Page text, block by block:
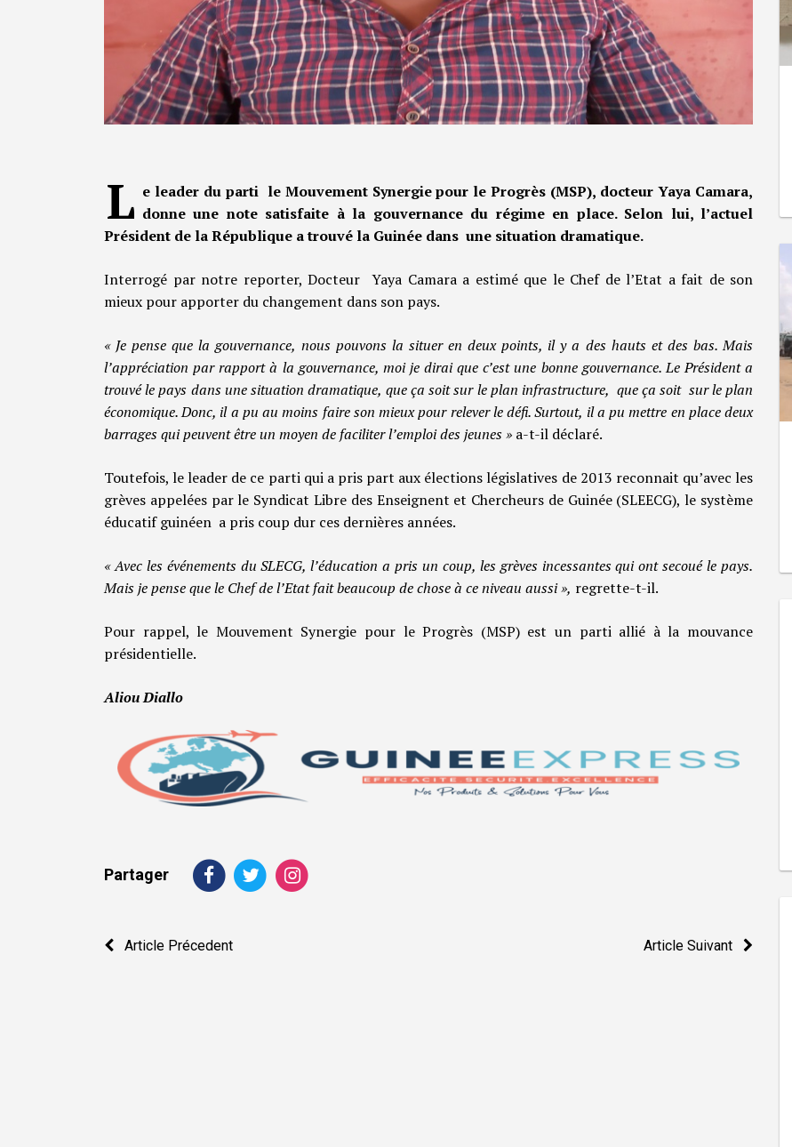
L e leader du parti le Mouvement Synergie pour le Progrès (MSP), docteur Yaya Camara,
donne une note satisfaite à la gouvernance du régime en place. Selon lui, l’actuel
Président de la République a trouvé la Guinée dans une situation dramatique.
Interrogé par notre reporter, Docteur Yaya Camara a estimé que le Chef de l’Etat a fait de son
mieux pour apporter du changement dans son pays.
« Je pense que la gouvernance, nous pouvons la situer en deux points, il y a des hauts et des bas. Mais
l’appréciation par rapport à la gouvernance, moi je dirai que c’est une bonne gouvernance. Le Président a
trouvé le pays dans une situation dramatique, que ça soit sur le plan infrastructure, que ça soit sur le plan
économique. Donc, il a pu au moins faire son mieux pour relever le défi. Surtout, il a pu mettre en place deux
barrages qui peuvent être un moyen de faciliter l’emploi des jeunes » a-t-il déclaré.
Toutefois, le leader de ce parti qui a pris part aux élections législatives de 2013 reconnait qu’avec les
grèves appelées par le Syndicat Libre des Enseignent et Chercheurs de Guinée (SLEECG), le système
éducatif guinéen a pris coup dur ces dernières années.
« Avec les événements du SLECG, l’éducation a pris un coup, les grèves incessantes qui ont secoué le pays.
Mais je pense que le Chef de l’Etat fait beaucoup de chose à ce niveau aussi », regrette-t-il.
Pour rappel, le Mouvement Synergie pour le Progrès (MSP) est un parti allié à la mouvance
présidentielle.
Aliou Diallo
Partager
Navigation
Article Précedent Article Suivant